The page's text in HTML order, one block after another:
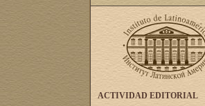
ACTIVIDAD EDITORIAL